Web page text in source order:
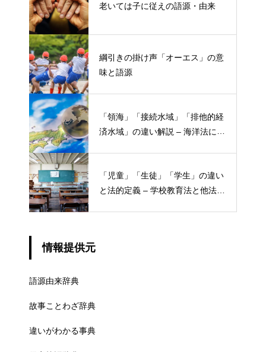
老いては子に従えの語源・由来
綱引きの掛け声「オーエス」の意
味と語源
「領海」「接続水域」「排他的経
済水域」の違い解説 – 海洋法にお
「児童」「生徒」「学生」の違い
と法的定義 – 学校教育法と他法律
情報提供元
語源由来辞典
故事ことわざ辞典
違いがわかる事典